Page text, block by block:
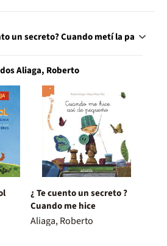
un secreto? Cuando metí la pa
Aliaga, Roberto
¿ Te cuento un secreto ?
Cuando me hice
Aliaga, Roberto